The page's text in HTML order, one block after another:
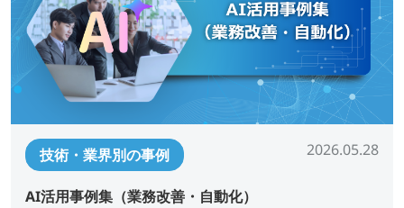
技術・業界別の事例 2026.05.28
AI活用事例集（業務改善・自動化）